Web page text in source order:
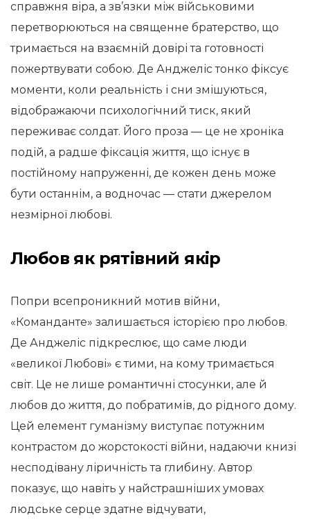
справжня віра, а зв’язки між військовими
перетворюються на священне братерство, що
тримається на взаємній довірі та готовності
пожертвувати собою. Де Анджеліс тонко фіксує
моменти, коли реальність і сни змішуються,
відображаючи психологічний тиск, який
переживає солдат. Його проза — це не хроніка
подій, а радше фіксація життя, що існує в
постійному напруженні, де кожен день може
бути останнім, а водночас — стати джерелом
незмірної любові.
Любов як рятівний якір
Попри всепроникний мотив війни,
«Команданте» залишається історією про любов.
Де Анджеліс підкреслює, що саме люди
«великої Любові» є тими, на кому тримається
світ. Це не лише романтичні стосунки, але й
любов до життя, до побратимів, до рідного дому.
Цей елемент гуманізму виступає потужним
контрастом до жорстокості війни, надаючи книзі
несподівану ліричність та глибину. Автор
показує, що навіть у найстрашніших умовах
людське серце здатне відчувати,